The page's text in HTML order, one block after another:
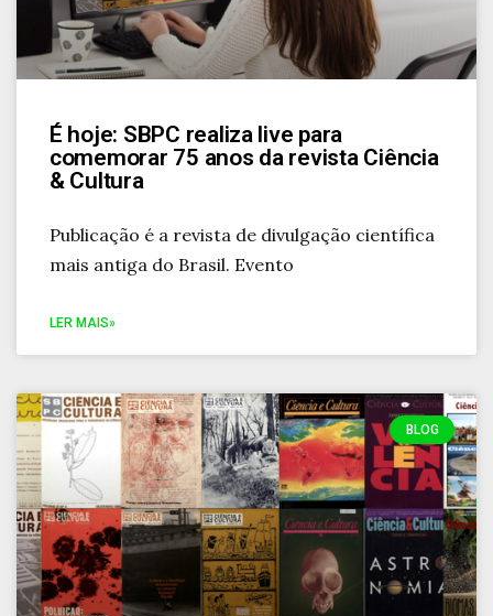
É hoje: SBPC realiza live para
comemorar 75 anos da revista Ciência
& Cultura
Publicação é a revista de divulgação científica
mais antiga do Brasil. Evento
LER MAIS»
BLOG